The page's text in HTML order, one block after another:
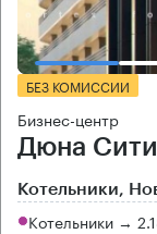
БЕЗ КОМИССИИ
Бизнес-центр
Дюна Сити
Котельники,
Котельники →